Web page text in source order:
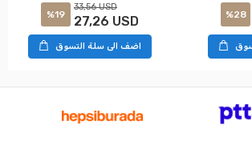
%19
33,56 USD
27,26 USD
اضف الى سلة التسوق
%28